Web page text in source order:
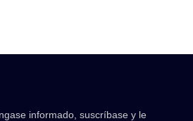
informado, suscríbase y le